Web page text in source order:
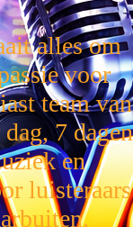
alles om
voor
team van
7 dagen
en
luisteraars